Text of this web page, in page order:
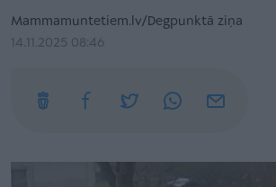
Mammamuntetiem.lv/Degpunktā ziņa
14.11.2025 08:46